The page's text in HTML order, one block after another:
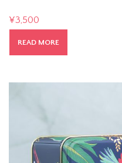
¥3,500
READ MORE